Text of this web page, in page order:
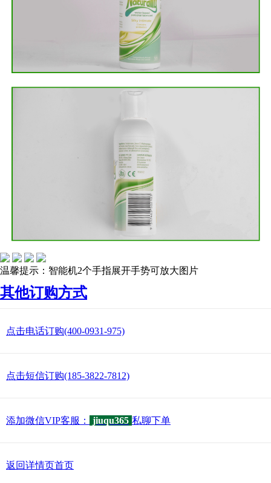
温馨提示：智能机2个手指展开手势可放大图片
其他订购方式
点击电话订购(400-0931-975)
点击短信订购(185-3822-7812)
添加微信VIP客服： jiuqu365 私聊下单
返回详情页首页